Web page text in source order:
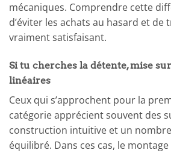
mécaniques. Comprendre cette
d’éviter les achats au hasard et de
vraiment satisfaisant.
Si tu cherches la détente, mise
linéaires
Ceux qui s’approchent pour la
catégorie apprécient souvent des
construction intuitive et un
équilibré. Dans ces cas, le